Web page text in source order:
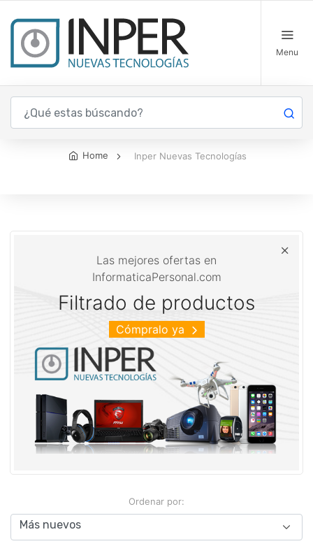
Menu
Inper Nuevas Tecnologías
Home Inper Nuevas Tecnologías
Las mejores ofertas en
InformaticaPersonal.com
Filtrado de productos
Cómpralo ya
Ordenar por: